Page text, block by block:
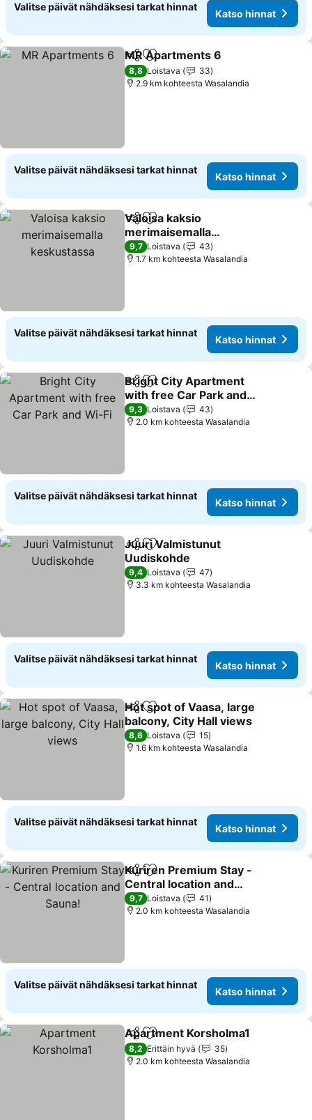
Valitse päivät nähdäksesi tarkat hinnat
Katso hinnat
Jaa Lisää suosikkeihin
MR Apartments 6
8,8 Loistava
33
2.9 km kohteesta Wasalandia
Valitse päivät nähdäksesi tarkat hinnat
Katso hinnat
Jaa Lisää suosikkeihin
Valoisa kaksio
merimaisemalla
keskustassa
9,7 Loistava
43
1.7 km kohteesta Wasalandia
Valitse päivät nähdäksesi tarkat hinnat
Katso hinnat
Jaa Lisää suosikkeihin
Bright City Apartment
with free Car Park and
Wi-Fi
9,3 Loistava
43
2.0 km kohteesta Wasalandia
Valitse päivät nähdäksesi tarkat hinnat
Katso hinnat
Jaa Lisää suosikkeihin
Juuri Valmistunut
Uudiskohde
9,4 Loistava
47
3.3 km kohteesta Wasalandia
Valitse päivät nähdäksesi tarkat hinnat
Katso hinnat
Jaa Lisää suosikkeihin
Hot spot of Vaasa, large
balcony, City Hall views
8,6 Loistava
15
1.6 km kohteesta Wasalandia
Valitse päivät nähdäksesi tarkat hinnat
Katso hinnat
Jaa Lisää suosikkeihin
Kuriren Premium Stay -
Central location and
Sauna!
9,7 Loistava
41
2.0 km kohteesta Wasalandia
Valitse päivät nähdäksesi tarkat hinnat
Katso hinnat
Jaa Lisää suosikkeihin
Apartment Korsholma1
8,2 Erittäin hyvä
35
2.0 km kohteesta Wasalandia